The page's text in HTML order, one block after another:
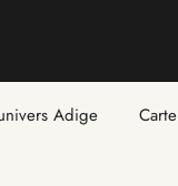
Adige